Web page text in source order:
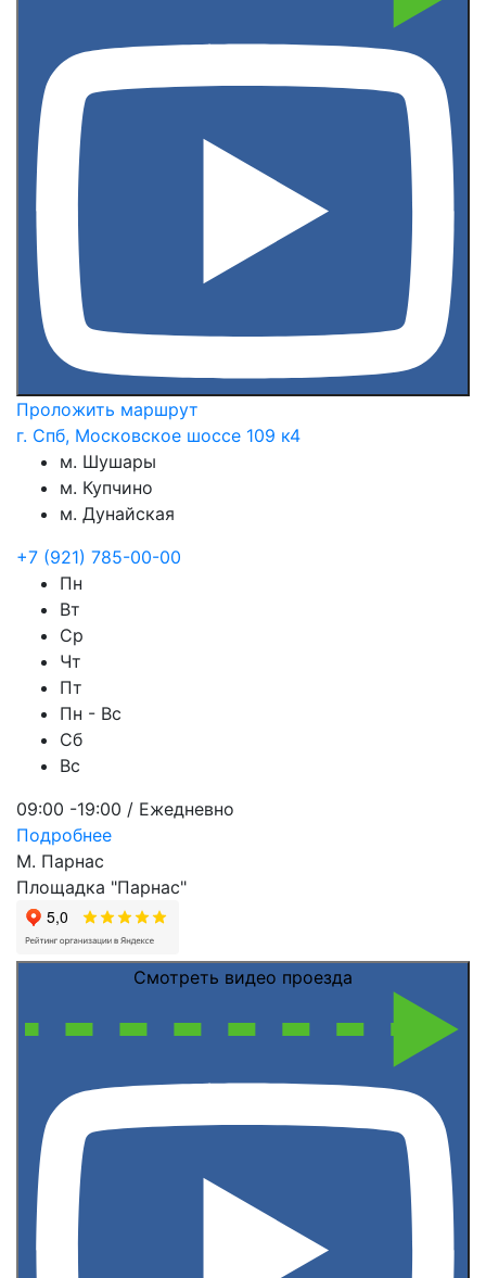
Проложить маршрут
г. Спб, Московское шоссе 109 к4
м. Шушары
м. Купчино
м. Дунайская
+7 (921) 785-00-00
Пн
Вт
Ср
Чт
Пт
Пн - Вс
Сб
Вс
09:00 -19:00 / Ежедневно
Подробнее
М. Парнас
Площадка "Парнас"
Смотреть видео проезда